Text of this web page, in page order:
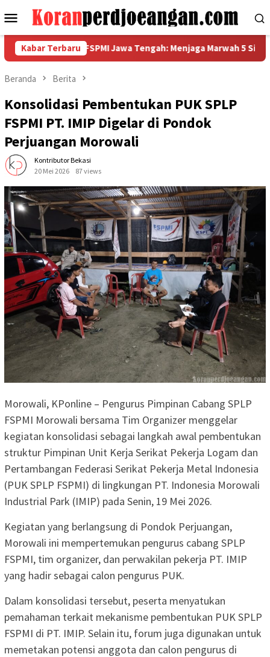
ke
Menu
Mobile
Kabar Terbaru
Metal FSPMI Jawa Tengah: Menjaga Marwah 5 Sikap,
Beranda Berita
Konsolidasi Pembentukan PUK SPLP
FSPMI PT. IMIP Digelar di Pondok
Perjuangan Morowali
Kontributor Bekasi
20 Mei 2026
87 views
Morowali, KPonline – Pengurus Pimpinan Cabang SPLP
FSPMI Morowali bersama Tim Organizer menggelar
kegiatan konsolidasi sebagai langkah awal pembentukan
struktur Pimpinan Unit Kerja Serikat Pekerja Logam dan
Pertambangan Federasi Serikat Pekerja Metal Indonesia
(PUK SPLP FSPMI) di lingkungan PT. Indonesia Morowali
Industrial Park (IMIP) pada Senin, 19 Mei 2026.
Kegiatan yang berlangsung di Pondok Perjuangan,
Morowali ini mempertemukan pengurus cabang SPLP
FSPMI, tim organizer, dan perwakilan pekerja PT. IMIP
yang hadir sebagai calon pengurus PUK.
Dalam konsolidasi tersebut, peserta menyatukan
pemahaman terkait mekanisme pembentukan PUK SPLP
FSPMI di PT. IMIP. Selain itu, forum juga digunakan untuk
memetakan potensi anggota dan calon pengurus di